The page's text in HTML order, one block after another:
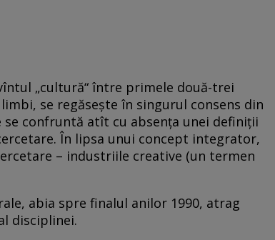
„cultură“ între primele două-trei
se regăseşte în singurul consens din
confruntă atît cu absenţa unei definiţii
În lipsa unui concept integrator,
– industriile creative (un termen
abia spre finalul anilor 1990, atrag
disciplinei.